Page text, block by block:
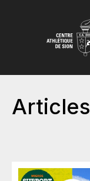
Articles